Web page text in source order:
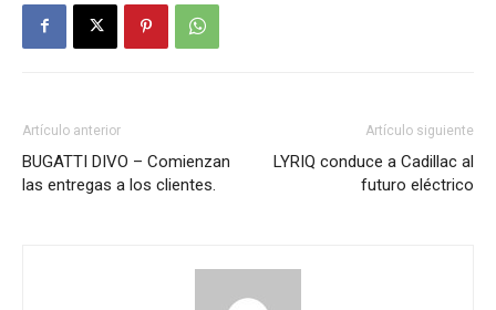
Artículo anterior
BUGATTI DIVO – Comienzan
las entregas a los clientes.
Artículo siguiente
LYRIQ conduce a Cadillac al
futuro eléctrico